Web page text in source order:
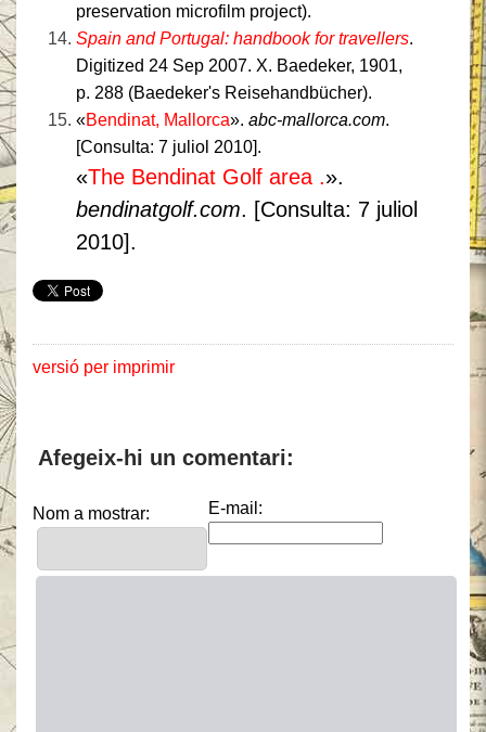
preservation microfilm project).
Spain and Portugal: handbook for travellers.
Digitized 24 Sep 2007. X. Baedeker, 1901,
p. 288 (Baedeker's Reisehandbücher).
«Bendinat, Mallorca». abc-mallorca.com.
[Consulta: 7 juliol 2010].
«The Bendinat Golf area .».
bendinatgolf.com. [Consulta: 7 juliol
2010].
versió per imprimir
Afegeix-hi un comentari:
Nom a mostrar: E-mail: